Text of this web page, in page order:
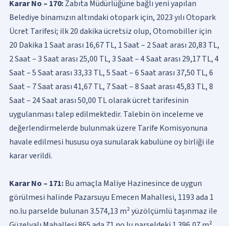
Karar No – 170:Zabıta Müdürlüğüne bağlı yeni yapılan
Belediye binamızın altındaki otopark için, 2023 yılı Otopark
Ücret Tarifesi; ilk 20 dakika ücretsiz olup, Otomobiller için
20 Dakika 1 Saat arası 16,67 TL, 1 Saat – 2 Saat arası 20,83 TL,
2 Saat – 3 Saat arası 25,00 TL, 3 Saat – 4 Saat arası 29,17 TL, 4
Saat – 5 Saat arası 33,33 TL, 5 Saat – 6 Saat arası 37,50 TL, 6
Saat – 7 Saat arası 41,67 TL, 7 Saat – 8 Saat arası 45,83 TL, 8
Saat – 24 Saat arası 50,00 TL olarak ücret tarifesinin
uygulanması talep edilmektedir. Talebin ön inceleme ve
değerlendirmelerde bulunmak üzere Tarife Komisyonuna
havale edilmesi hususu oya sunularak kabulüne oy birliği ile
karar verildi.
Karar No – 171:Bu amaçla Maliye Hazinesince de uygun
görülmesi halinde Pazarsuyu Emecen Mahallesi, 1193 ada 1
no.lu parselde bulunan 3.574,13 m² yüzölçümlü taşınmaz ile